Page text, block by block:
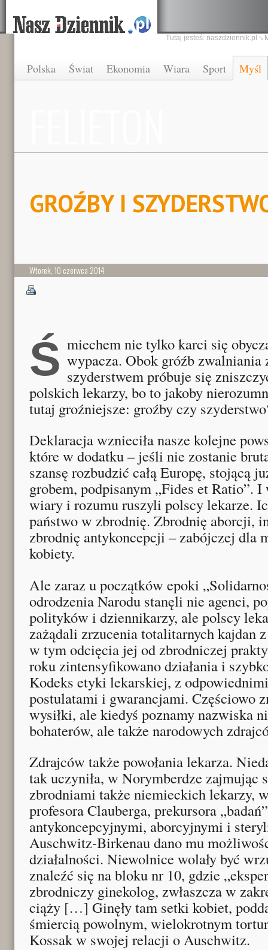
Polska Świat Ekonomia Wiara Sport Myśl
Tutaj jesteś: naszdziennik.pl
GROŹBY I
Wtorek, 10 czerwca 2014
Śmiechem nie tylko karci się obyczaje, ale także się je wypacza. Obok gróźb zwalniania
szyderstwem próbuje się
polskich lekarzy, bo to jakoby
tutaj groźniejsze: groźby czy
Deklaracja wznieciła nasze kolejne
które w dodatku – jeśli nie zostanie
szansę rozbudzić całą Europę, stojącą
grobem, podpisanym „Fides et Ratio”. I
wiary i rozumu ruszyli polscy lekarze.
państwo w zbrodnię. Zbrodnię aborcji,
zbrodnię antykoncepcji – zabójczej dla
kobiety.
Ale zaraz u początków epoki
odrodzenia Narodu stanęli nie agenci,
polityków i dziennikarzy, ale polscy
zażądali zrzucenia totalitarnych kajdan
w tym odcięcia jej od zbrodniczej
roku zintensyfikowano działania i
Kodeks etyki lekarskiej, z
postulatami i gwarancjami. Częściowo
wysiłki, ale kiedyś poznamy nazwiska
bohaterów, ale także narodowych
Zdrajców także powołania lekarza.
tak uczyniła, w Norymberdze zajmując
zbrodniami także niemieckich lekarzy,
profesora Clauberga, prekursora
antykoncepcyjnymi, aborcyjnymi i
Auschwitz-Birkenau dano mu
działalności. Niewolnice wolały być
znaleźć się na bloku nr 10, gdzie
zbrodniczy ginekolog, zwłaszcza w
ciąży […] Ginęły tam setki kobiet,
śmiercią powolnym, wielokrotnym
Kossak w swojej relacji o Auschwitz.